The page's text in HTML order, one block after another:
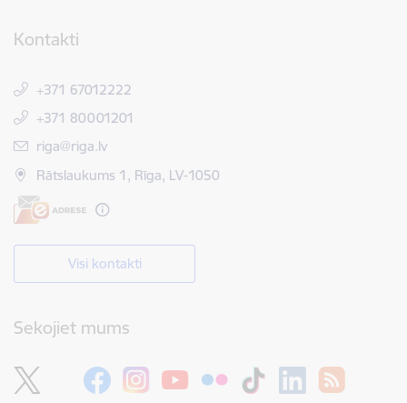
Kontakti
+371 67012222
+371 80001201
E-pasts:
riga@riga.lv
Rātslaukums 1, Rīga, LV-1050
Visi kontakti
Sekojiet mums